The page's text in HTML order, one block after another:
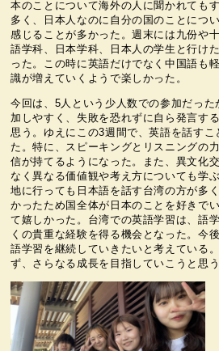
本のことについて海外の人に聞かれても
多く、日本人なのに自分の国のことにつ
感じることが多かった。週末には九份や
語学科、日本学科、日本人の学生と行け
った。この時に英語だけでなく中国語も
識が増えていくようで楽しかった。
今回は、5人という少人数での参加だっ
加しやすく、失敗を恐れずに自ら発言す
思う。ゆえにこの3週間で、英語を話すこ
た。特に、スピーキングとリスニングの
信が持てるようになった。また、異文化
なく異なる価値観や考え方についても学
地に行っても日本語を話す台湾の方が多
かったため国全体が日本のことを好きで
て嬉しかった。台湾での英語学習は、語
くの貴重な経験を得る機会となった。今
語学習を継続していきたいと考えている
ず、さらなる成長を目指していこうと思う